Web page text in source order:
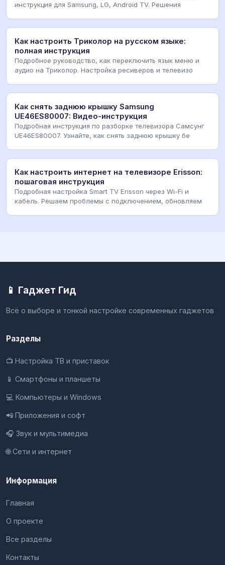
инструкция для Samsung, LG, Android TV. Решения
Как настроить Триколор на русском языке:
полная инструкция
Подробное руководство, как переключить язык меню и
аудио на Триколор. Настройка ресиверов и телевизо
Как снять заднюю крышку Samsung
UE46ES80007: Видео-инструкция
Подробная инструкция по разборке телевизора Самсунг
UE46ES80007. Узнайте, как снять заднюю крышку бе
Как настроить интернет на телевизоре Erisson:
пошаговая инструкция
Подробная настройка Smart TV Erisson через Wi-Fi и
кабель. Решаем проблемы с подключением, обновляем
📱 Гаджет Гид
Всё о выборе и тонкой настройке современных гаджетов
Разделы
📺 Настройка ТВ и приставок
📱 Смартфоны и планшеты
💻 Компьютеры и Windows
📲 Приложения и софт
🎧 Звук и мультимедиа
🌐 Сети и интернет
Информация
Главная
О проекте
Все разделы
Контакты